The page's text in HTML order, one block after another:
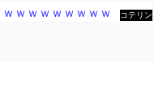
ｗｗｗｗｗｗｗｗ
コテリン